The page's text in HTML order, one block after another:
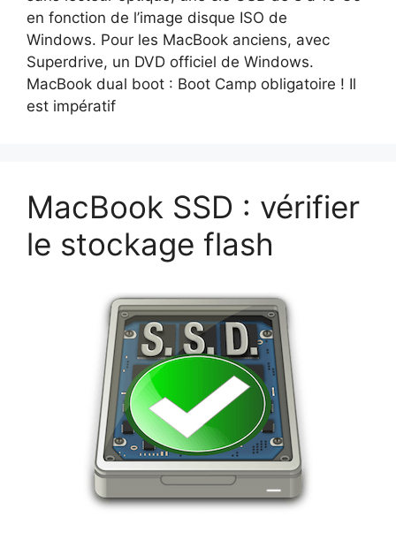
en fonction de l’image disque ISO de
Windows. Pour les MacBook anciens, avec
Superdrive, un DVD officiel de Windows.
MacBook dual boot : Boot Camp obligatoire ! Il
est impératif
MacBook SSD : vérifier
le stockage flash